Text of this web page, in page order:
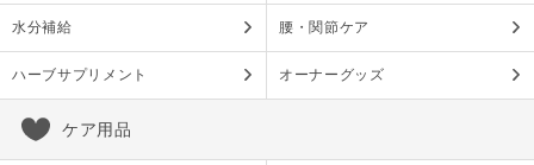
水分補給 腰・関節ケア
ハーブサプリメント オーナーグッズ
ケア用品